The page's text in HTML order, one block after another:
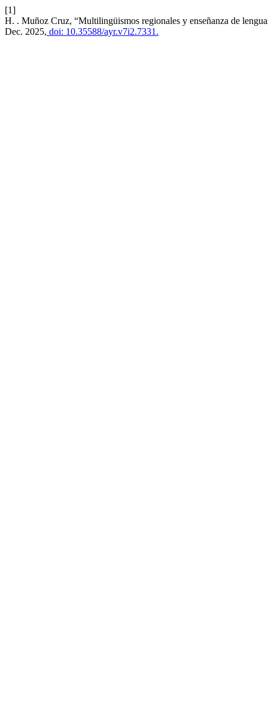
[1]
H. . Muñoz Cruz, “Multilingüismos regionales y enseñanza de
Dec. 2025, doi: 10.35588/ayr.v7i2.7331.